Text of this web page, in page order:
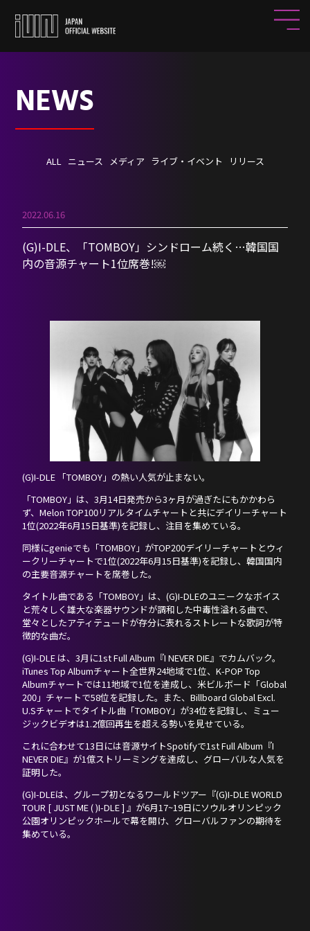
NEWS
ALL ニュース メディア ライブ・イベント リリース
2022.06.16
(G)I-DLE、「TOMBOY」シンドローム続く…韓国国
内の音源チャート1位席巻!￼
(G)I-DLE 「TOMBOY」の熱い人気が止まない。
「TOMBOY」は、3月14日発売から3ヶ月が過ぎたにもかかわら
ず、Melon TOP100リアルタイムチャートと共にデイリーチャート
1位(2022年6月15日基準)を記録し、注目を集めている。
同様にgenieでも「TOMBOY」がTOP200デイリーチャートとウィ
ークリーチャートで1位(2022年6月15日基準)を記録し、韓国国内
の主要音源チャートを席巻した。
タイトル曲である「TOMBOY」は、(G)I-DLEのユニークなボイス
と荒々しく雄大な楽器サウンドが調和した中毒性溢れる曲で、
堂々としたアティテュードが存分に表れるストレートな歌詞が特
徴的な曲だ。
(G)I-DLE は、3月に1st Full Album『I NEVER DIE』でカムバック。
iTunes Top Albumチャート全世界24地域で1位、K-POP Top
Albumチャートでは11地域で1位を達成し、米ビルボード「Global
200」チャートで58位を記録した。また、Billboard Global Excl.
U.Sチャートでタイトル曲「TOMBOY」が34位を記録し、ミュー
ジックビデオは1.2億回再生を超える勢いを見せている。
これに合わせて13日には音源サイトSpotifyで1st Full Album『I
NEVER DIE』が1億ストリーミングを達成し、グローバルな人気を
証明した。
(G)I-DLEは、グループ初となるワールドツアー『(G)I-DLE WORLD
TOUR [ JUST ME ( )I-DLE ] 』が6月17~19日にソウルオリンピック
公園オリンピックホールで幕を開け、グローバルファンの期待を
集めている。
HOME
NEWS
PROFILE
SCHEDULE
DISCOGRAPHY
NEVERLAND JAPAN